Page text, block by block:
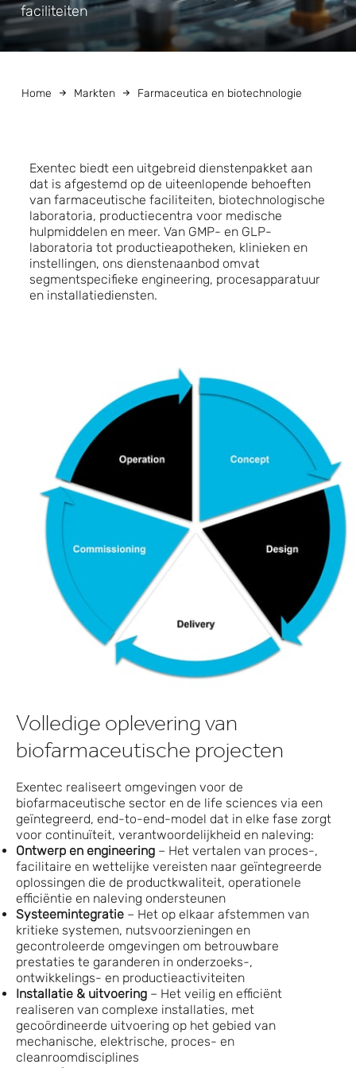
faciliteiten
Home Markten Farmaceutica en biotechnologie
Exentec biedt een uitgebreid dienstenpakket aan
dat is afgestemd op de uiteenlopende behoeften
van farmaceutische faciliteiten, biotechnologische
laboratoria, productiecentra voor medische
hulpmiddelen en meer. Van GMP- en GLP-
laboratoria tot productieapotheken, klinieken en
instellingen, ons dienstenaanbod omvat
segmentspecifieke engineering, procesapparatuur
en installatiediensten.
Volledige oplevering van
biofarmaceutische projecten
Exentec realiseert omgevingen voor de
biofarmaceutische sector en de life sciences via een
geïntegreerd, end-to-end-model dat in elke fase zorgt
voor continuïteit, verantwoordelijkheid en naleving:
Ontwerp en engineering – Het vertalen van proces-,
facilitaire en wettelijke vereisten naar geïntegreerde
oplossingen die de productkwaliteit, operationele
efficiëntie en naleving ondersteunen
Systeemintegratie – Het op elkaar afstemmen van
kritieke systemen, nutsvoorzieningen en
gecontroleerde omgevingen om betrouwbare
prestaties te garanderen in onderzoeks-,
ontwikkelings- en productieactiviteiten
Installatie & uitvoering – Het veilig en efficiënt
realiseren van complexe installaties, met
gecoördineerde uitvoering op het gebied van
mechanische, elektrische, proces- en
cleanroomdisciplines